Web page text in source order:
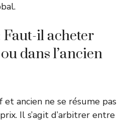
il acheter
dans l’ancien
ancien ne se résume pas
Il s’agit d’arbitrer entre